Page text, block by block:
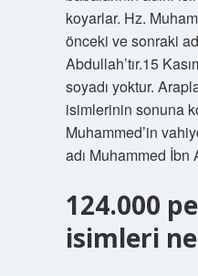
koyarlar. Hz.
önceki ve sonraki
Abdullah’tır.15
soyadı yoktur.
isimlerinin sonuna
Muhammed’in
adı Muhammed İbn
124.000
isimleri